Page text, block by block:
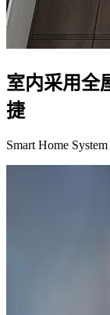
室内采用全
捷
Smart Home